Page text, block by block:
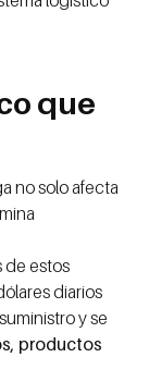
que
no solo afecta
de estos
diarios
y se
productos